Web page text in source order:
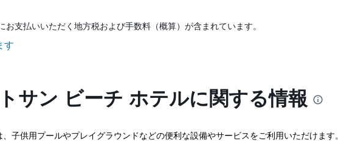
支払いいただく地方税および手数料（概算）が含まれています。
す
サン ビーチ ホテルに関する情報
子供用プールやプレイグラウンドなどの便利な設備やサービスをご利用いただけま